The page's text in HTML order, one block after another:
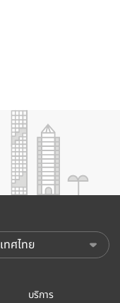
บริการ